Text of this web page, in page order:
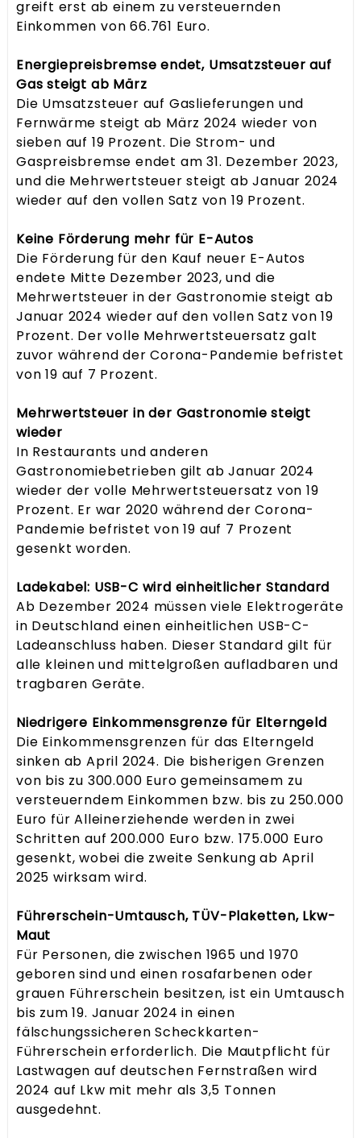
greift erst ab einem zu versteuernden
Einkommen von 66.761 Euro.
Energiepreisbremse endet, Umsatzsteuer auf
Gas steigt ab März
Die Umsatzsteuer auf Gaslieferungen und
Fernwärme steigt ab März 2024 wieder von
sieben auf 19 Prozent. Die Strom- und
Gaspreisbremse endet am 31. Dezember 2023,
und die Mehrwertsteuer steigt ab Januar 2024
wieder auf den vollen Satz von 19 Prozent.
Keine Förderung mehr für E-Autos
Die Förderung für den Kauf neuer E-Autos
endete Mitte Dezember 2023, und die
Mehrwertsteuer in der Gastronomie steigt ab
Januar 2024 wieder auf den vollen Satz von 19
Prozent. Der volle Mehrwertsteuersatz galt
zuvor während der Corona-Pandemie befristet
von 19 auf 7 Prozent.
Mehrwertsteuer in der Gastronomie steigt
wieder
In Restaurants und anderen
Gastronomiebetrieben gilt ab Januar 2024
wieder der volle Mehrwertsteuersatz von 19
Prozent. Er war 2020 während der Corona-
Pandemie befristet von 19 auf 7 Prozent
gesenkt worden.
Ladekabel: USB-C wird einheitlicher Standard
Ab Dezember 2024 müssen viele Elektrogeräte
in Deutschland einen einheitlichen USB-C-
Ladeanschluss haben. Dieser Standard gilt für
alle kleinen und mittelgroßen aufladbaren und
tragbaren Geräte.
Niedrigere Einkommensgrenze für Elterngeld
Die Einkommensgrenzen für das Elterngeld
sinken ab April 2024. Die bisherigen Grenzen
von bis zu 300.000 Euro gemeinsamem zu
versteuerndem Einkommen bzw. bis zu 250.000
Euro für Alleinerziehende werden in zwei
Schritten auf 200.000 Euro bzw. 175.000 Euro
gesenkt, wobei die zweite Senkung ab April
2025 wirksam wird.
Führerschein-Umtausch, TÜV-Plaketten, Lkw-
Maut
Für Personen, die zwischen 1965 und 1970
geboren sind und einen rosafarbenen oder
grauen Führerschein besitzen, ist ein Umtausch
bis zum 19. Januar 2024 in einen
fälschungssicheren Scheckkarten-
Führerschein erforderlich. Die Mautpflicht für
Lastwagen auf deutschen Fernstraßen wird
2024 auf Lkw mit mehr als 3,5 Tonnen
ausgedehnt.